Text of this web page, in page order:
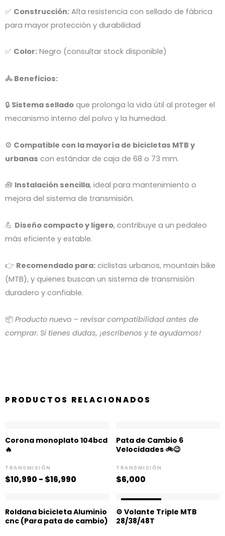
✅ Construcción: Alta resistencia con sellado de fábrica
para mayor protección y durabilidad
✅ Color: Negro (consultar stock disponible)
🚴 Beneficios:
🔒 Sistema sellado que prolonga la vida útil al proteger el
mecanismo interno del polvo y la humedad.
⚙️ Compatible con la mayoría de bicicletas MTB y
urbanas con estándar de caja de 68 o 73 mm.
🧰 Instalación sencilla, ideal para mantenimiento o
mejora del sistema de transmisión.
💪 Diseño compacto y ligero, contribuye a un pedaleo
más eficiente y estable.
👉 Recomendado para: ciclistas urbanos, mountain bike
(MTB), y quienes buscan un sistema de transmisión
duradero y confiable.
📦 Producto nuevo – revisar compatibilidad antes de
comprar. Si tienes dudas, ¡escríbenos y te ayudamos!
PRODUCTOS RELACIONADOS
Corona monoplato 104bcd
🔥
TRANSMISIÓN
$10,990 - $16,990
de
precios:
Pata de Cambio 6
Velocidades 🚲😉
TRANSMISIÓN
$6,000
Roldana bicicleta Aluminio
cnc (Para pata de cambio)
⚙️ Volante Triple MTB
28/38/48T
El
precio
original
era:
precio
actual